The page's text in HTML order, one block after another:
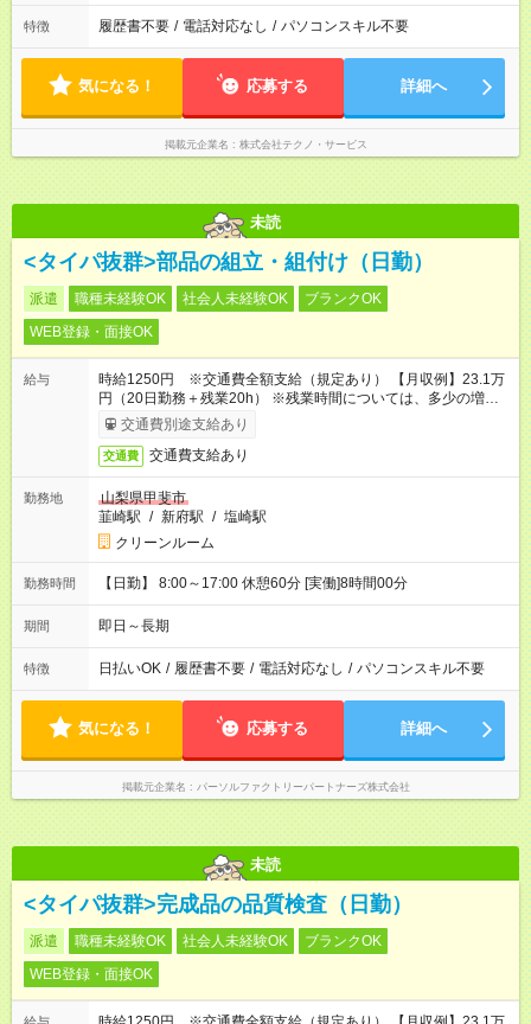
特徴 履歴書不要 / 電話対応なし / パソコンスキル不要
気になる！ 応募する 詳細へ
掲載元企業名 株式会社テクノ・サービス
未読
<タイパ抜群>部品の組立・組付け（日勤）
派遣 職種未経験OK 社会人未経験OK
ブランクOK
WEB登録・面接OK
給与
時給1250円 ※交通費全額支給（規定あり） 【月収例】23.1万
円（20日勤務＋残業20h） ※残業時間については、多少の増減
あり交通費別途支給あり
交通費 交通費支給あり
勤務地
山梨県甲斐市
韮崎駅 / 新府駅 / 塩崎駅
クリーンルーム
勤務時間 【日勤】 8:00～17:00 休憩60分 [実働]8時間00分
期間 即日～長期
特徴 日払いOK / 履歴書不要 / 電話対応なし / パソコンスキル不要
気になる！ 応募する 詳細へ
掲載元企業名 パーソルファクトリーパートナーズ株式会社
未読
<タイパ抜群>完成品の品質検査（日勤）
派遣 職種未経験OK 社会人未経験OK
ブランクOK
WEB登録・面接OK